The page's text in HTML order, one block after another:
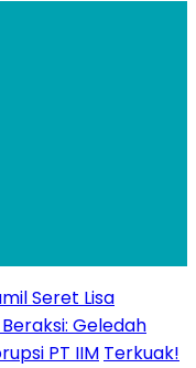
Seret Lisa
Beraksi: Geledah
PT IIM Terkuak!